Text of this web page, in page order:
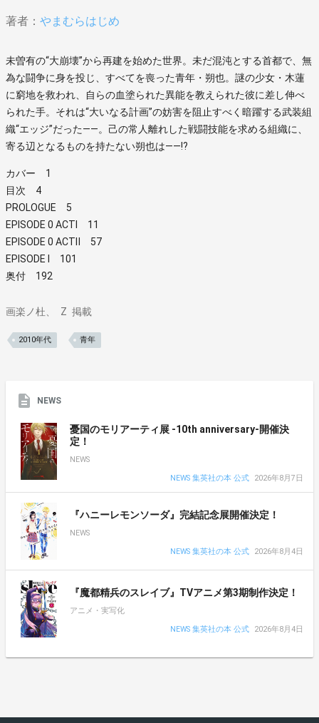
著者： やまむらはじめ
未曽有の“大崩壊”から再建を始めた世界。未だ混沌とする首都で、無
為な闘争に身を投じ、すべてを喪った青年・朔也。謎の少女・木蓮
に窮地を救われ、自らの血塗られた異能を教えられた彼に差し伸べ
られた手。それは“大いなる計画”の妨害を阻止すべく暗躍する武装組
織“エッジ”だった――。己の常人離れした戦闘技能を求める組織に、
寄る辺となるものを持たない朔也は――!?
カバー 1
目次 4
PROLOGUE 5
EPISODE 0 ACTⅠ 11
EPISODE 0 ACTⅡ 57
EPISODE Ⅰ 101
奥付 192
画楽ノ杜 Z 掲載
2010年代 青年
NEWS
憂国のモリアーティ展 -10th anniversary-開催決
定！
NEWS
NEWS 集英社の本 公式
2026年8月7日
『ハニーレモンソーダ』完結記念展開催決定！
NEWS
NEWS 集英社の本 公式
2026年8月4日
『魔都精兵のスレイブ』TVアニメ第3期制作決定！
アニメ・実写化
NEWS 集英社の本 公式
2026年8月4日